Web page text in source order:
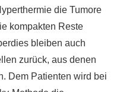
die Tumore
kompakten Reste
bleiben auch
zurück, aus denen
Dem Patienten wird bei